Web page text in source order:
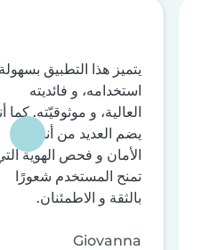
يتميز هذا التطبيق
استخدامه، و فائديته
العالية، و موثوقيّته. كما
يضم العديد من أنظمة
الأمان و فحص الهوية
تمنح المستخدم شعورًا
بالثقة و الاطمئنان.
Giovanna